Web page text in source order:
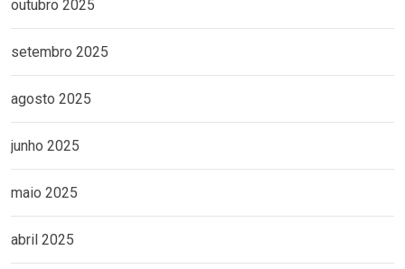
outubro 2025
setembro 2025
agosto 2025
junho 2025
maio 2025
abril 2025